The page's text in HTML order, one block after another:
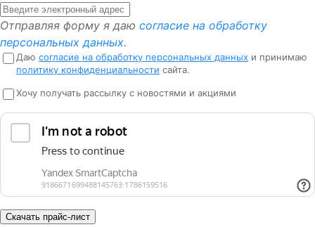
Отправляя форму я даю согласие на обработку
персональных данных.
Даю согласие на обработку персональных данных и принимаю
политику конфиденциальности сайта.
Хочу получать рассылку с новостями и акциями
Скачать прайс-лист